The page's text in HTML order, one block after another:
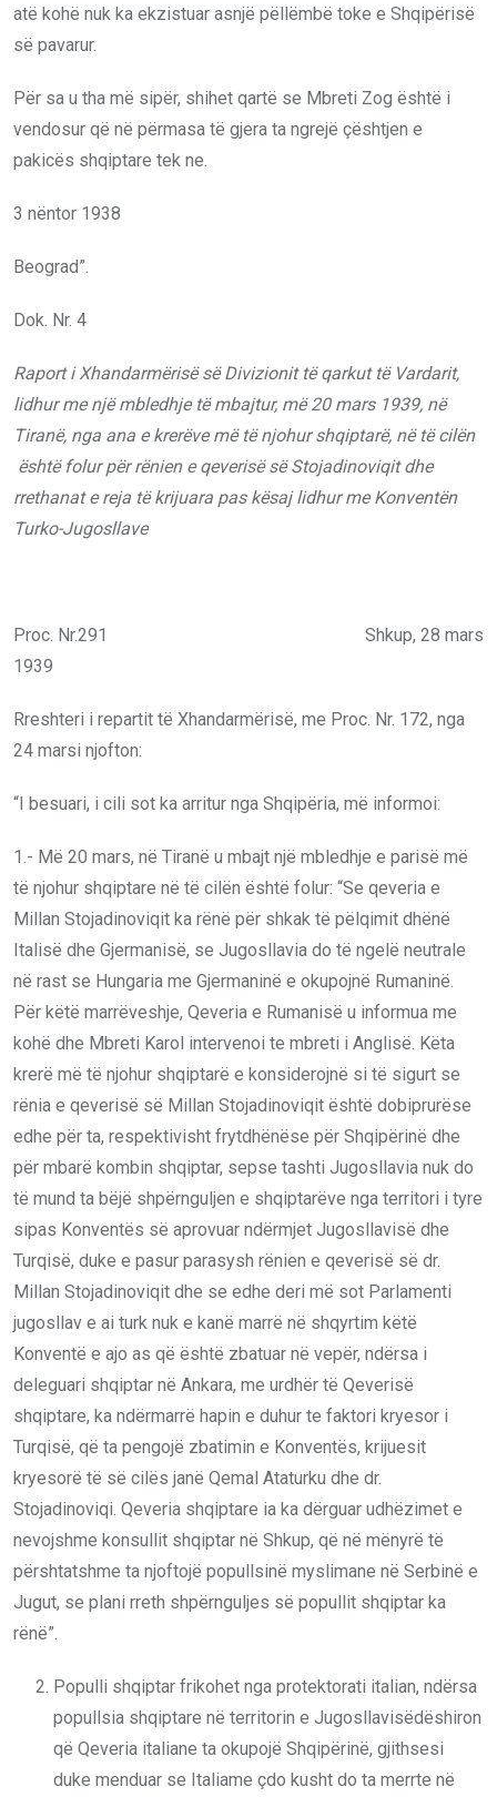
atë kohë nuk ka ekzistuar asnjë pëllëmbë toke e Shqipërisë
së pavarur.
Për sa u tha më sipër, shihet qartë se Mbreti Zog është i
vendosur që në përmasa të gjera ta ngrejë çështjen e
pakicës shqiptare tek ne.
3 nëntor 1938
Beograd”.
Dok. Nr. 4
Raport i Xhandarmërisë së Divizionit të qarkut të Vardarit,
lidhur me një mbledhje të mbajtur, më 20 mars 1939, në
Tiranë, nga ana e krerëve më të njohur shqiptarë, në të cilën
është folur për rënien e qeverisë së Stojadinoviqit dhe
rrethanat e reja të krijuara pas kësaj lidhur me Konventën
Turko-Jugosllave
Proc. Nr.291 Shkup, 28 mars
1939
Rreshteri i repartit të Xhandarmërisë, me Proc. Nr. 172, nga
24 marsi njofton:
“I besuari, i cili sot ka arritur nga Shqipëria, më informoi:
1.- Më 20 mars, në Tiranë u mbajt një mbledhje e parisë më
të njohur shqiptare në të cilën është folur: “Se qeveria e
Millan Stojadinoviqit ka rënë për shkak të pëlqimit dhënë
Italisë dhe Gjermanisë, se Jugosllavia do të ngelë neutrale
në rast se Hungaria me Gjermaninë e okupojnë Rumaninë.
Për këtë marrëveshje, Qeveria e Rumanisë u informua me
kohë dhe Mbreti Karol intervenoi te mbreti i Anglisë. Këta
krerë më të njohur shqiptarë e konsiderojnë si të sigurt se
rënia e qeverisë së Millan Stojadinoviqit është dobiprurëse
edhe për ta, respektivisht frytdhënëse për Shqipërinë dhe
për mbarë kombin shqiptar, sepse tashti Jugosllavia nuk do
të mund ta bëjë shpërnguljen e shqiptarëve nga territori i tyre
sipas Konventës së aprovuar ndërmjet Jugosllavisë dhe
Turqisë, duke e pasur parasysh rënien e qeverisë së dr.
Millan Stojadinoviqit dhe se edhe deri më sot Parlamenti
jugosllav e ai turk nuk e kanë marrë në shqyrtim këtë
Konventë e ajo as që është zbatuar në vepër, ndërsa i
deleguari shqiptar në Ankara, me urdhër të Qeverisë
shqiptare, ka ndërmarrë hapin e duhur te faktori kryesor i
Turqisë, që ta pengojë zbatimin e Konventës, krijuesit
kryesorë të së cilës janë Qemal Ataturku dhe dr.
Stojadinoviqi. Qeveria shqiptare ia ka dërguar udhëzimet e
nevojshme konsullit shqiptar në Shkup, që në mënyrë të
përshtatshme ta njoftojë popullsinë myslimane në Serbinë e
Jugut, se plani rreth shpërnguljes së popullit shqiptar ka
rënë”.
Populli shqiptar frikohet nga protektorati italian, ndërsa
popullsia shqiptare në territorin e Jugosllavisëdëshiron
që Qeveria italiane ta okupojë Shqipërinë, gjithsesi
duke menduar se Italiame çdo kusht do ta merrte në